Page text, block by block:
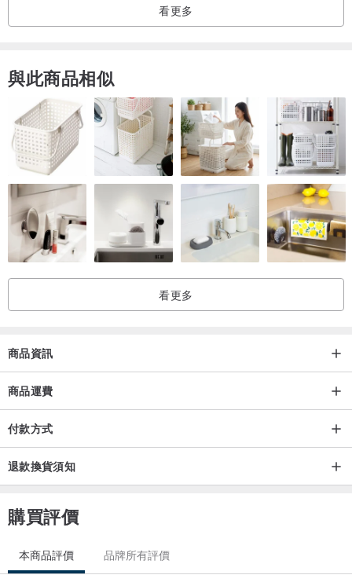
看更多
與此商品相似
看更多
商品資訊
商品運費
付款方式
退款換貨須知
購買評價
本商品評價 品牌所有評價